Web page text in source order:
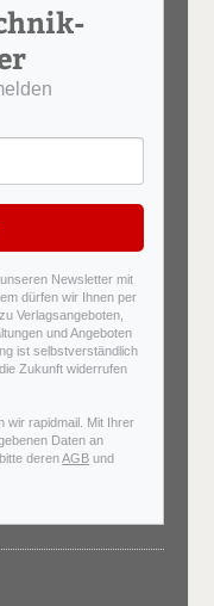
Newsletter mit
dürfen wir Ihnen per
Verlagsangeboten,
und Angeboten
ist selbstverständlich
Zukunft widerrufen
wir rapidmail. Mit Ihrer
Daten an
derenAGB und